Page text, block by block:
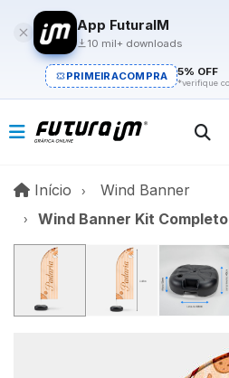
App FuturaIM
10 mil+ downloads
PRIMEIRACOMPRA 5% OFF
*verifique
Início InícioWind Banner
Wind Banner Kit Completo